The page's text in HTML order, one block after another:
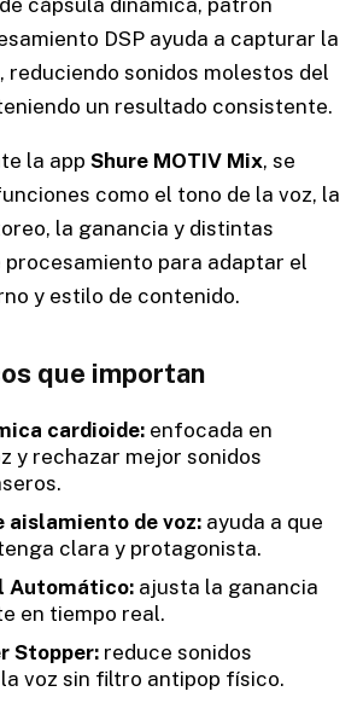
cápsula dinámica, patrón
DSP ayuda a capturar la
reduciendo sonidos molestos del
un resultado consistente.
la app Shure MOTIV Mix, se
como el tono de la voz, la
la ganancia y distintas
procesamiento para adaptar el
y estilo de contenido.
que importan
cardioide: enfocada en
y rechazar mejor sonidos
aislamiento de voz: ayuda a que
clara y protagonista.
Automático: ajusta la ganancia
en tiempo real.
Stopper: reduce sonidos
voz sin filtro antipop físico.